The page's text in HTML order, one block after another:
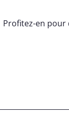
Profitez-en pour